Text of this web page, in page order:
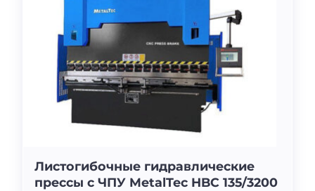
Листогибочные гидравлические
прессы с ЧПУ MetalTec HBC 135/3200